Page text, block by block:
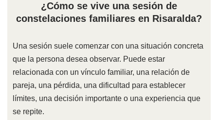
¿Cómo se vive una sesión de
constelaciones familiares en Risaralda?
Una sesión suele comenzar con una situación concreta
que la persona desea observar. Puede estar
relacionada con un vínculo familiar, una relación de
pareja, una pérdida, una dificultad para establecer
límites, una decisión importante o una experiencia que
se repite.